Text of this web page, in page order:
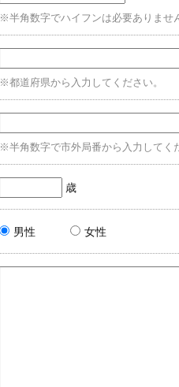
※半角数字でハイフンは必要ありませ
※都道府県から入力してください。
※半角数字で市外局番から入力してく
歳
男性 女性